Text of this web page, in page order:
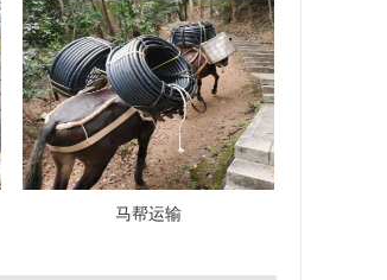
马帮运输